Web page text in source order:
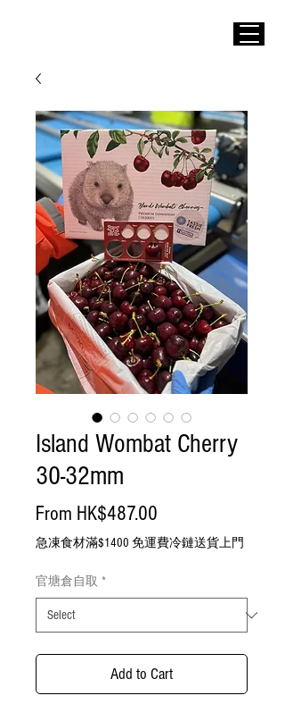
Island Wombat Cherry
30-32mm
From HK$487.00
Price
急凍食材滿$1400 免運費冷鏈送貨上門
官塘倉自取 *
Add to Cart